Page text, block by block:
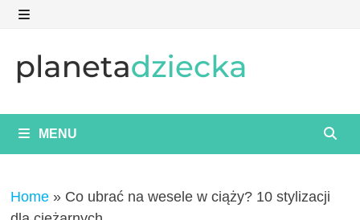
Skip
content
MENU
Home » Co ubrać na wesele w ciąży? 10 stylizacji